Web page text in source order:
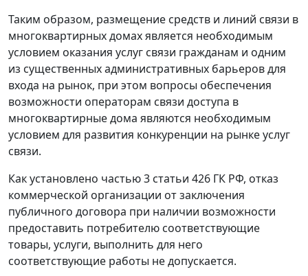
Таким образом, размещение средств и линий связи в
многоквартирных домах является необходимым
условием оказания услуг связи гражданам и одним
из существенных административных барьеров для
входа на рынок, при этом вопросы обеспечения
возможности операторам связи доступа в
многоквартирные дома являются необходимым
условием для развития конкуренции на рынке услуг
связи.
Как установлено частью 3 статьи 426 ГК РФ, отказ
коммерческой организации от заключения
публичного договора при наличии возможности
предоставить потребителю соответствующие
товары, услуги, выполнить для него
соответствующие работы не допускается.